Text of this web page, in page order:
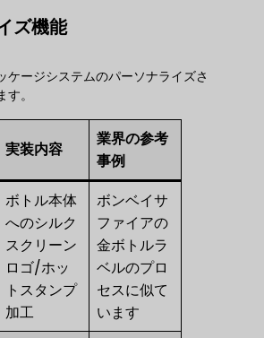
ズ機能
ケージシステムのパーソナライズさ
。
実装内容
業界の参考
事例
ボトル本体
へのシルク
スクリーン
ロゴ/ホッ
トスタンプ
加工
ボンベイサ
ファイアの
金ボトルラ
ベルのプロ
セスに似て
います